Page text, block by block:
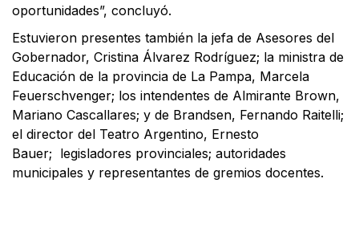
oportunidades”, concluyó.
Estuvieron presentes también la jefa de Asesores del
Gobernador, Cristina Álvarez Rodríguez; la ministra de
Educación de la provincia de La Pampa, Marcela
Feuerschvenger; los intendentes de Almirante Brown,
Mariano Cascallares; y de Brandsen, Fernando Raitelli;
el director del Teatro Argentino, Ernesto
Bauer; legisladores provinciales; autoridades
municipales y representantes de gremios docentes.